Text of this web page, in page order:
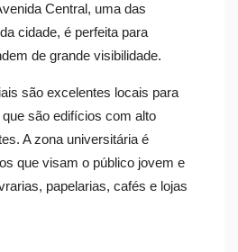
Central, uma das
cidade, é perfeita para
de grande visibilidade.
são excelentes locais para
são edifícios com alto
A zona universitária é
que visam o público jovem e
papelarias, cafés e lojas